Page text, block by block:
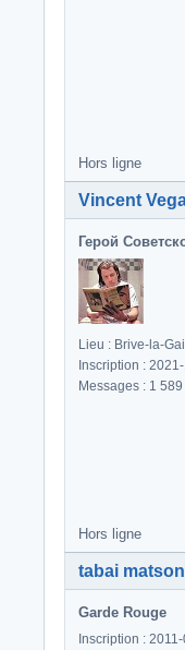
Hors ligne
Vincent
Герой
Lieu : Brive-la-
Inscription :
Messages : 1 589
Hors ligne
tabai matson
Garde Rouge
Inscription :